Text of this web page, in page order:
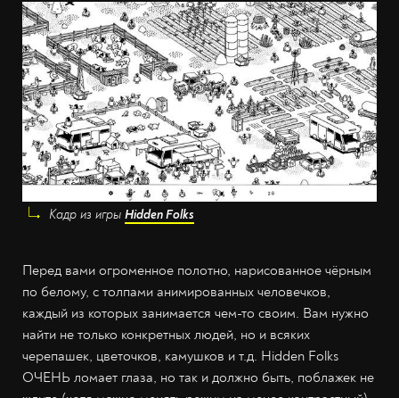
Кадр из игры Hidden Folks
Перед вами огроменное полотно, нарисованное чёрным
по белому, с толпами анимированных человечков,
каждый из которых занимается чем-то своим. Вам нужно
найти не только конкретных людей, но и всяких
черепашек, цветочков, камушков и т.д. Hidden Folks
ОЧЕНЬ ломает глаза, но так и должно быть, поблажек не